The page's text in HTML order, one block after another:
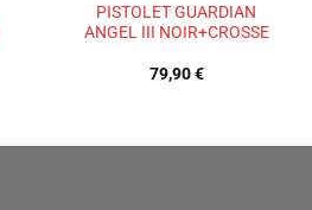
PISTOLET GUARDIAN
ANGEL III NOIR+CROSSE
79,90€